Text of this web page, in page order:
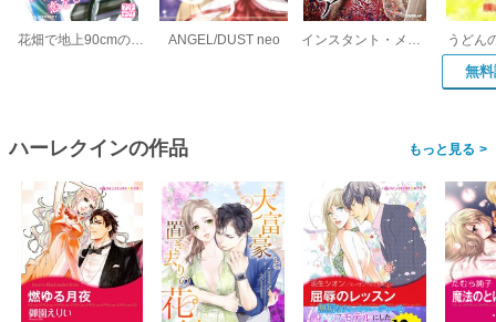
花畑で地上90cmのキスを。 プチデザ ANGEL/DUST neo インスタント・メサイア うどん
無
ハーレクインの作品 >